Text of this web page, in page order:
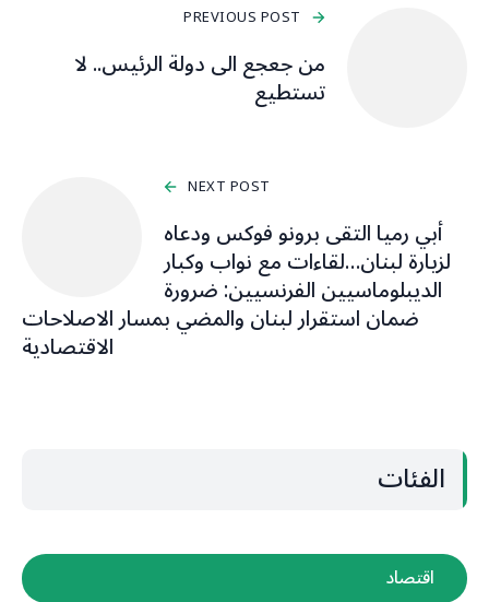
PREVIOUS POST
من جعجع الى دولة الرئيس.. لا
تستطيع
NEXT POST
أبي رميا التقى برونو فوكس ودعاه
لزيارة لبنان…لقاءات مع نواب وكبار
الديبلوماسيين الفرنسيين: ضرورة
ضمان استقرار لبنان والمضي بمسار الاصلاحات
الاقتصادية
الفئات
اقتصاد